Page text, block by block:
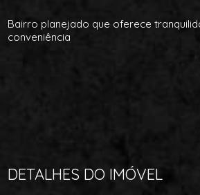
Bairro planejado que oferece
conveniência
DETALHES DO IMÓVEL